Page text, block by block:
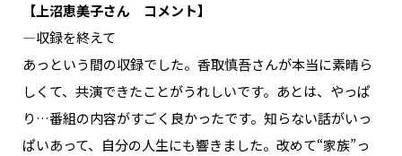
【上沼恵美子さん コメント】
―収録を終えて
あっという間の収録でした。香取慎吾さんが本当に素晴ら
しくて、共演できたことがうれしいです。あとは、やっぱ
り…番組の内容がすごく良かったです。知らない話がいっ
ぱいあって、自分の人生にも響きました。改めて“家族”っ